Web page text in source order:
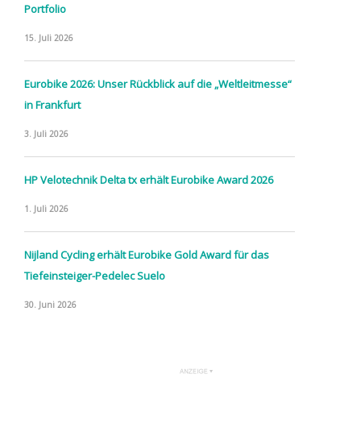
Portfolio
15. Juli 2026
Eurobike 2026: Unser Rückblick auf die „Weltleitmesse“
in Frankfurt
3. Juli 2026
HP Velotechnik Delta tx erhält Eurobike Award 2026
1. Juli 2026
Nijland Cycling erhält Eurobike Gold Award für das
Tiefeinsteiger-Pedelec Suelo
30. Juni 2026